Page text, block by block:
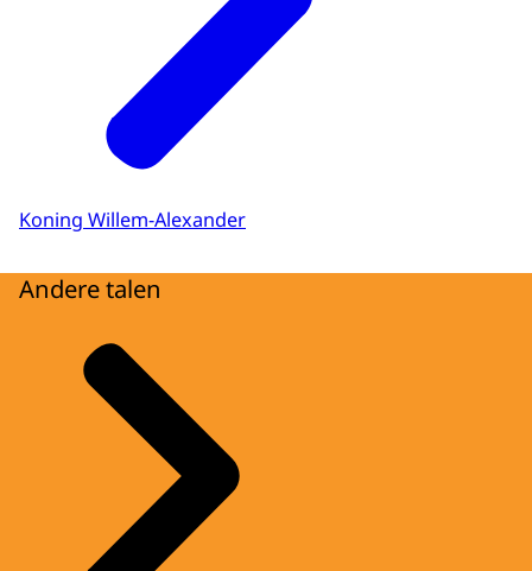
Koning Willem-Alexander
Andere talen